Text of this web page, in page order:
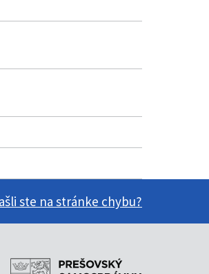
ste na stránke chybu?